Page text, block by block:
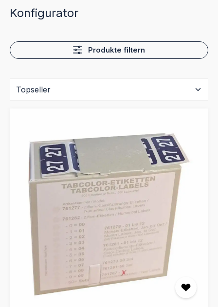
Konfigurator
Produkte filtern